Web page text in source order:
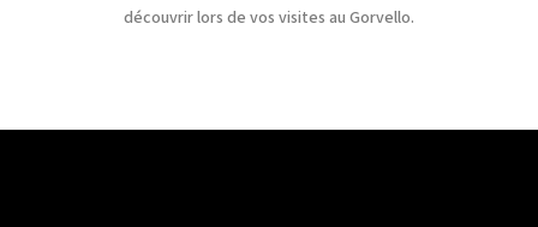
découvrir lors de vos visites au Gorvello.